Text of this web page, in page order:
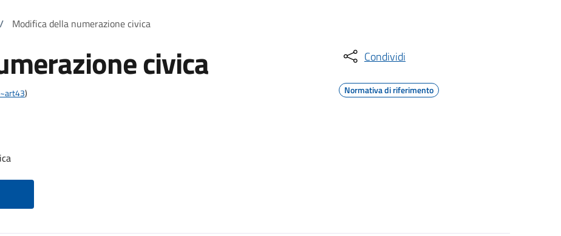
/ Modifica della numerazione civica
civica
)
Condividi
Normativa di riferimento